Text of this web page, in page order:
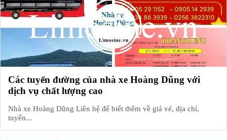
Các tuyến đường của nhà xe Hoàng Dũng với
dịch vụ chất lượng cao
Nhà xe Hoàng Dũng Liên hệ để biết thêm về giá vé, địa chỉ,
tuyến...